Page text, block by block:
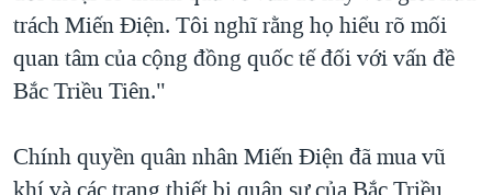
trách Miến Điện. Tôi nghĩ rằng họ hiểu rõ mối
quan tâm của cộng đồng quốc tế đối với vấn đề
Bắc Triều Tiên."
Chính quyền quân nhân Miến Điện đã mua vũ